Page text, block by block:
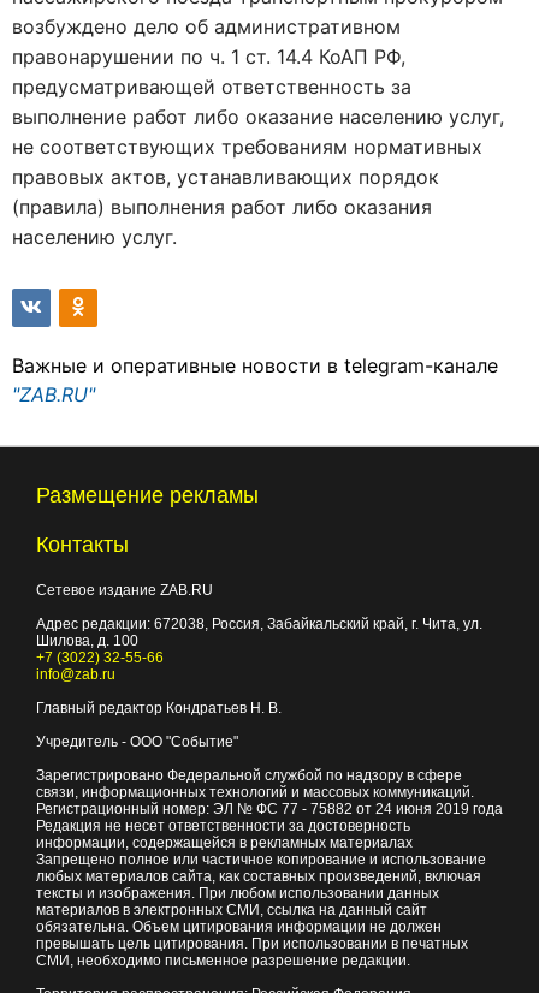
возбуждено дело об административном
правонарушении по ч. 1 ст. 14.4 КоАП РФ,
предусматривающей ответственность за
выполнение работ либо оказание населению услуг,
не соответствующих требованиям нормативных
правовых актов, устанавливающих порядок
(правила) выполнения работ либо оказания
населению услуг.
Важные и оперативные новости в telegram-канале
"ZAB.RU"
Размещение рекламы
Контакты
Сетевое издание ZAB.RU
Адрес редакции: 672038, Россия, Забайкальский край, г. Чита, ул.
Шилова, д. 100
+7 (3022) 32-55-66
info@zab.ru
Главный редактор Кондратьев Н. В.
Учредитель - ООО "Событие"
Зарегистрировано Федеральной службой по надзору в сфере
связи, информационных технологий и массовых коммуникаций.
Регистрационный номер: ЭЛ № ФС 77 - 75882 от 24 июня 2019 года
Редакция не несет ответственности за достоверность
информации, содержащейся в рекламных материалах
Запрещено полное или частичное копирование и использование
любых материалов сайта, как составных произведений, включая
тексты и изображения. При любом использовании данных
материалов в электронных СМИ, ссылка на данный сайт
обязательна. Объем цитирования информации не должен
превышать цель цитирования. При использовании в печатных
СМИ, необходимо письменное разрешение редакции.